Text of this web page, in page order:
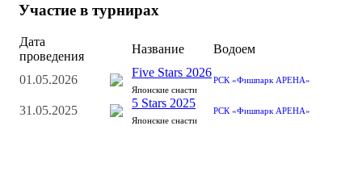
Участие в турнирах
Дата
проведения
Название Водоем
01.05.2026
Five Stars 2026
Японские снасти
РСК «Фишпарк АРЕНА»
31.05.2025
5 Stars 2025
Японские снасти
РСК «Фишпарк АРЕНА»